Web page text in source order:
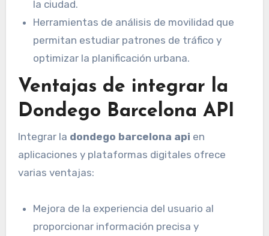
la ciudad.
Herramientas de análisis de movilidad que
permitan estudiar patrones de tráfico y
optimizar la planificación urbana.
Ventajas de integrar la
Dondego Barcelona API
Integrar la dondego barcelona api en
aplicaciones y plataformas digitales ofrece
varias ventajas:
Mejora de la experiencia del usuario al
proporcionar información precisa y